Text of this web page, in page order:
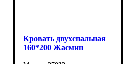
Кровать двухспальная
160*200 Жасмин